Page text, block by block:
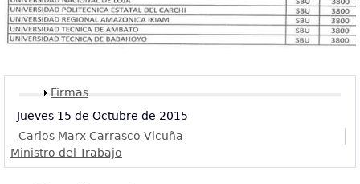
Mostrar
Firmas
Jueves 15 de Octubre de 2015
Carlos Marx Carrasco Vicuña
Ministro del Trabajo